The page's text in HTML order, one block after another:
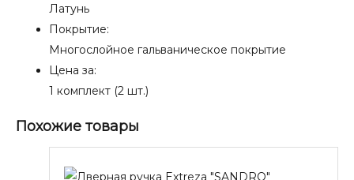
Латунь
Покрытие:
Многослойное гальваническое покрытие
Цена за:
1 комплект (2 шт.)
Похожие товары